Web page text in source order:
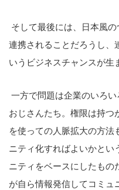
そして最後には、日本風
連携されることだろうし、
いうビジネスチャンスが生
一方で問題は企業のいろ
おじさんたち。権限は持つ
を使っての人脈拡大の方法
ニティ化すればよいかとい
ニティをベースにしたもの
が自ら情報発信してコミュ